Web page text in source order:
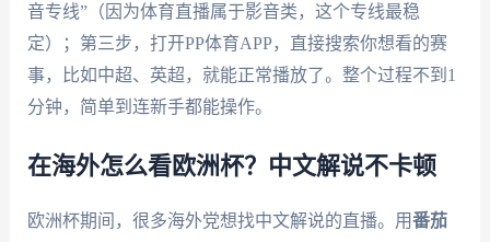
音专线”（因为体育直播属于影音类，这个专线最稳
定）；第三步，打开PP体育APP，直接搜索你想看的赛
事，比如中超、英超，就能正常播放了。整个过程不到1
分钟，简单到连新手都能操作。
在海外怎么看欧洲杯？中文解说不卡顿
欧洲杯期间，很多海外党想找中文解说的直播。用番茄